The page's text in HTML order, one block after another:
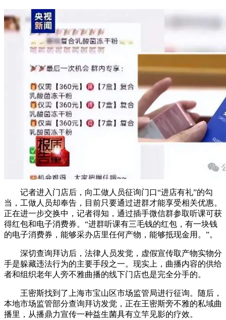
记者进入门店后，向工做人员征询门口“进店有礼”的勾
当，工做人员却奉告，目前只要通过进群才能享受相关优惠。
正在进一步交换中，记者得知，通过插手微信群参取听课可获
得红包和电子消费券。“进群听课有三毛钱的红包，有一块钱
的电子消费券，能够采办店里任何产物，能够抵现金用。”。
深切查询拜访后，法律人员发觉，虚假宣传取产物实物分
手是躲藏违法行为的主要手段之一。现实上，曲播内容的供给
者和组织老年人旁不雅曲播的线下门店也是完全分手的。
王密斯找到了上海市宝山区市场监管局进行征询。随后，
本地市场监管部分查询拜访发觉，正在王密斯旁不雅的私域曲
播里，从播鼎力宣传一种益生菌具有立竿见影的疗效。